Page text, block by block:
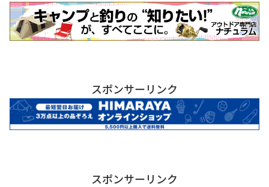
スポンサーリンク
スポンサーリンク